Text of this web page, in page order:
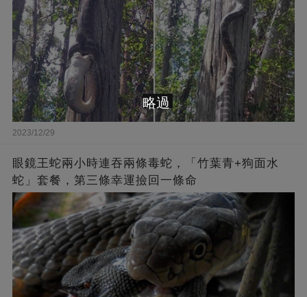
2023/12/29
眼鏡王蛇兩小時連吞兩條毒蛇，「竹葉青+狗面水
蛇」套餐，第三條幸運撿回一條命
略過